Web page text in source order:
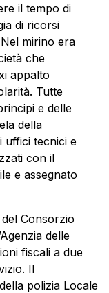
il tempo di
di ricorsi
mirino era
che
appalto
Tutte
e delle
della
uffici tecnici e
con il
e assegnato
Consorzio
delle
fiscali a due
Il
polizia Locale